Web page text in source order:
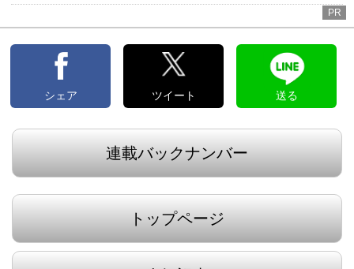
PR
シェア ツイート 送る
連載バックナンバー
トップページ